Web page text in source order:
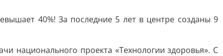
40%! За последние 5 лет в центре созданы 9
национального проекта «Технологии здоровья». С